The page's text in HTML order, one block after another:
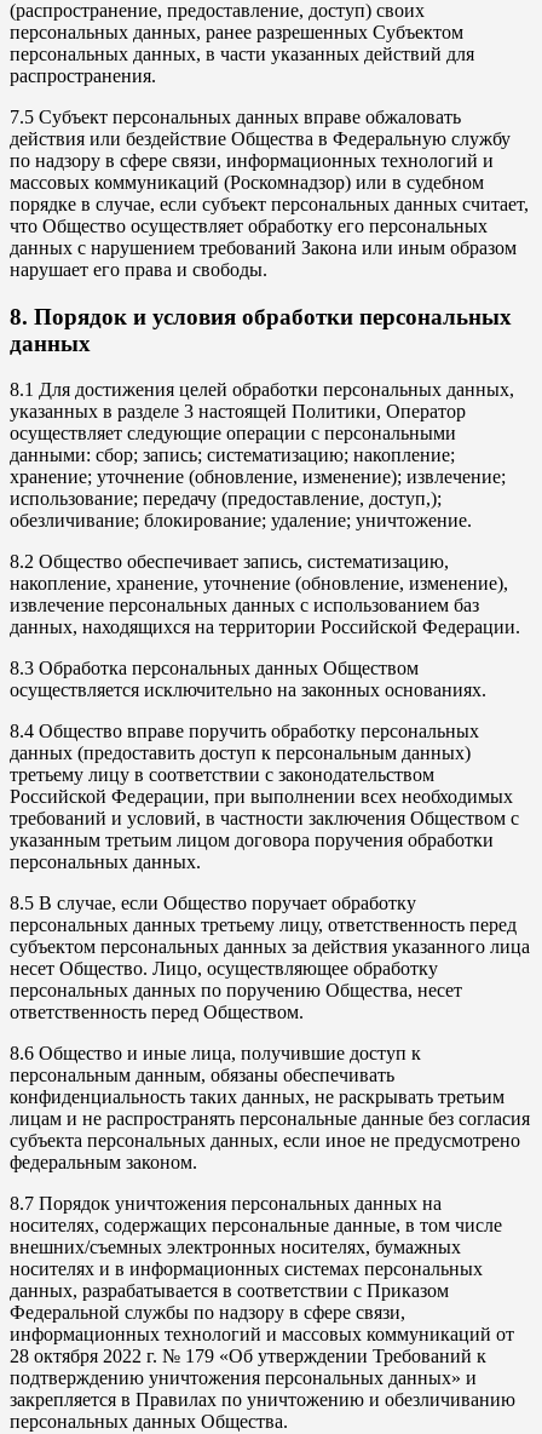
(распространение, предоставление, доступ) своих
персональных данных, ранее разрешенных Субъектом
персональных данных, в части указанных действий для
распространения.
7.5 Субъект персональных данных вправе обжаловать
действия или бездействие Общества в Федеральную службу
по надзору в сфере связи, информационных технологий и
массовых коммуникаций (Роскомнадзор) или в судебном
порядке в случае, если субъект персональных данных считает,
что Общество осуществляет обработку его персональных
данных с нарушением требований Закона или иным образом
нарушает его права и свободы.
8. Порядок и условия обработки персональных
данных
8.1 Для достижения целей обработки персональных данных,
указанных в разделе 3 настоящей Политики, Оператор
осуществляет следующие операции с персональными
данными: сбор; запись; систематизацию; накопление;
хранение; уточнение (обновление, изменение); извлечение;
использование; передачу (предоставление, доступ,);
обезличивание; блокирование; удаление; уничтожение.
8.2 Общество обеспечивает запись, систематизацию,
накопление, хранение, уточнение (обновление, изменение),
извлечение персональных данных с использованием баз
данных, находящихся на территории Российской Федерации.
8.3 Обработка персональных данных Обществом
осуществляется исключительно на законных основаниях.
8.4 Общество вправе поручить обработку персональных
данных (предоставить доступ к персональным данных)
третьему лицу в соответствии с законодательством
Российской Федерации, при выполнении всех необходимых
требований и условий, в частности заключения Обществом с
указанным третьим лицом договора поручения обработки
персональных данных.
8.5 В случае, если Общество поручает обработку
персональных данных третьему лицу, ответственность перед
субъектом персональных данных за действия указанного лица
несет Общество. Лицо, осуществляющее обработку
персональных данных по поручению Общества, несет
ответственность перед Обществом.
8.6 Общество и иные лица, получившие доступ к
персональным данным, обязаны обеспечивать
конфиденциальность таких данных, не раскрывать третьим
лицам и не распространять персональные данные без согласия
субъекта персональных данных, если иное не предусмотрено
федеральным законом.
8.7 Порядок уничтожения персональных данных на
носителях, содержащих персональные данные, в том числе
внешних/съемных электронных носителях, бумажных
носителях и в информационных системах персональных
данных, разрабатывается в соответствии с Приказом
Федеральной службы по надзору в сфере связи,
информационных технологий и массовых коммуникаций от
28 октября 2022 г. № 179 «Об утверждении Требований к
подтверждению уничтожения персональных данных» и
закрепляется в Правилах по уничтожению и обезличиванию
персональных данных Общества.